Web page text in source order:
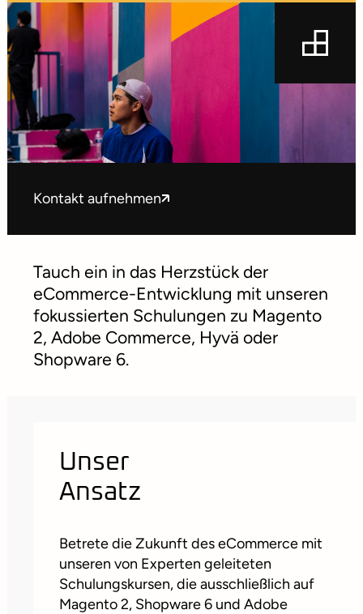
Kontakt aufnehmen
Tauch ein in das Herzstück der
eCommerce-Entwicklung mit unseren
fokussierten Schulungen zu Magento
2, Adobe Commerce, Hyvä oder
Shopware 6.
Unser
Ansatz
Betrete die Zukunft des eCommerce mit
unseren von Experten geleiteten
Schulungskursen, die ausschließlich auf
Magento 2, Shopware 6 und Adobe